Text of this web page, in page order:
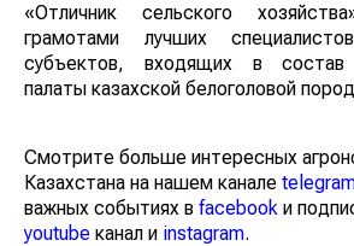
«Отличник сельского
грамотами лучших
субъектов, входящих в состав
палаты казахской белоголовой
Смотрите больше интересных
Казахстана на нашем канале
важных событиях в facebook и
youtube канал и instagram.